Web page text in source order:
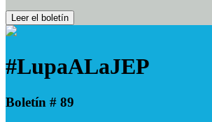
Leer el boletín
#LupaALaJEP
Boletín # 89